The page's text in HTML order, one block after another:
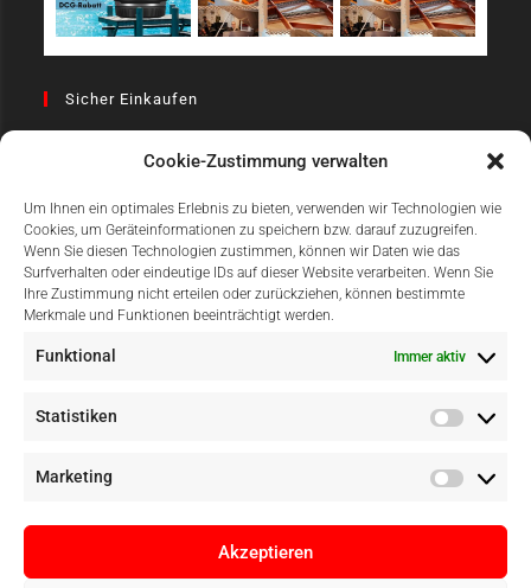
Cookie-Zustimmung verwalten
Um Ihnen ein optimales Erlebnis zu bieten, verwenden wir Technologien wie
Cookies, um Geräteinformationen zu speichern bzw. darauf zuzugreifen.
Wenn Sie diesen Technologien zustimmen, können wir Daten wie das
Surfverhalten oder eindeutige IDs auf dieser Website verarbeiten. Wenn Sie
Ihre Zustimmung nicht erteilen oder zurückziehen, können bestimmte
Merkmale und Funktionen beeinträchtigt werden.
Funktional Immer aktiv
Statistiken
Marketing
Akzeptieren
Sicher Einkaufen
Einfach Online Bezahlen